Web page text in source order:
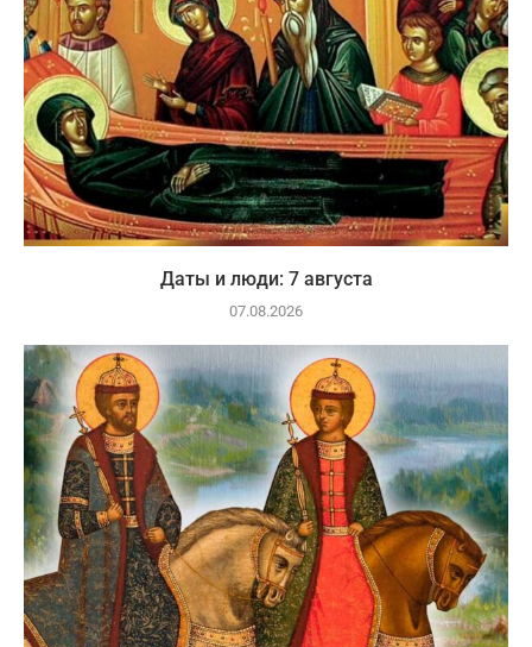
Даты и люди: 7 августа
07.08.2026